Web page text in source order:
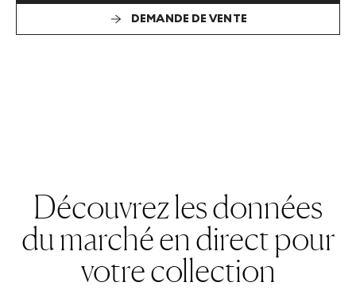
DEMANDE DE VENTE
Découvrez les données
du marché en direct pour
votre collection